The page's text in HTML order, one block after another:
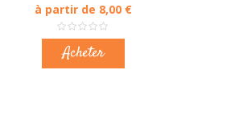
à partir de 8,00 €
Acheter